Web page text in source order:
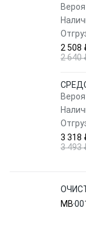
2 508
2 640
3 318
3 493
MB